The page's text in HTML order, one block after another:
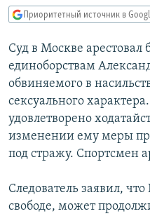
Вернутся
поиску
КАВКАЗ.РЕАЛИИ
СЕВЕР.РЕАЛИИ
СИБИРЬ.РЕАЛИИ
РАСПИСАНИЕ ВЕЩАНИЯ
ПОДПИШИТЕСЬ НА
Приоритетный источник в
Суд в Москве
единоборствам
обвиняемого в
сексуального
удовлетворено
изменении ему меры
под стражу. Спортсмен
Следователь заявил,
свободе, может